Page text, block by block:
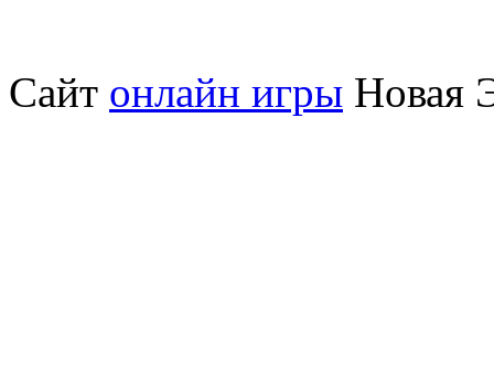
Сайт онлайн игры Новая